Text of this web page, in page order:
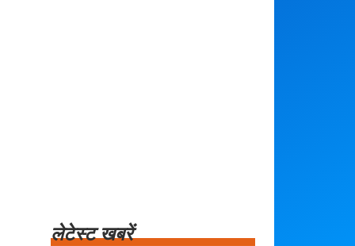
लेटेस्ट खबरें